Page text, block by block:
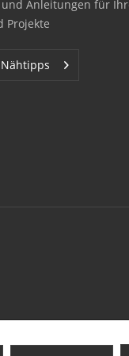
Anleitungen für
Projekte